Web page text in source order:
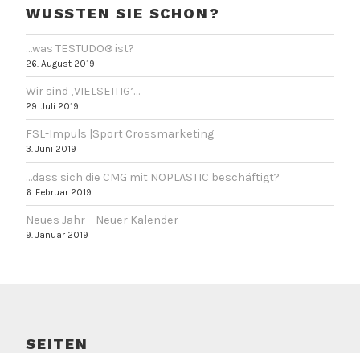
t
e
l
e
n
(
W
r
d
i
n
n
e
u
e
F
e
n
s
t
r
g
t
e
l
e
n
(
W
r
n
n
e
e
m
F
s
t
g
WUSSTEN SIE SCHON?
…was TESTUDO® ist?
26. August 2019
Wir sind ‚VIELSEITIG’…
29. Juli 2019
FSL-Impuls |Sport Crossmarketing
3. Juni 2019
…dass sich die CMG mit NOPLASTIC beschäftigt?
6. Februar 2019
Neues Jahr – Neuer Kalender
9. Januar 2019
SEITEN